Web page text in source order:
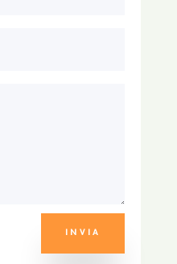
INVIA